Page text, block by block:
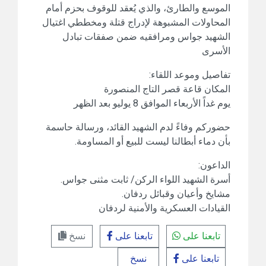
الموسع والطارئ، والذي يُعقد للوقوف بحزم أمام
المحاولات المشبوهة لإدراج قتلة ومخططي اغتيال
الشهيد جواس ومرافقيه ضمن صفقات تبادل
الأسرى
تفاصيل وموعد اللقاء:
المكان قاعة قصر التاج المنصورة
يوم غداً الأربعاء الموافق 8 يوليو بعد الظهر
حضوركم وفاءً لدم الشهيد القائد، ورسالة حاسمة
بأن دماء أبطالنا ليست للبيع أو المساومة.
الداعون:
أسرة الشهيد اللواء الركن/ ثابت مثنى جواس.
مشايخ وأعيان وقبائل ردفان.
القيادات العسكرية والأمنية لردفان
تابعنا على تابعنا على
نسخ
تابعنا على
نسخ